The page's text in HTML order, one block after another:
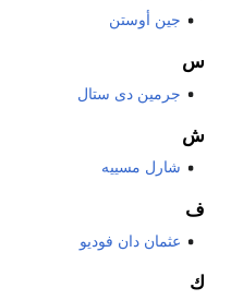
جين أوستن
س
جرمين دى ستال
ش
شارل مسييه
ف
عثمان دان فوديو
ك